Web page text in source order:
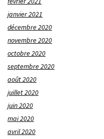
janvier 2021
décembre 2020
novembre 2020
octobre 2020
septembre 2020
août 2020
juillet 2020
juin 2020
mai 2020
avril 2020